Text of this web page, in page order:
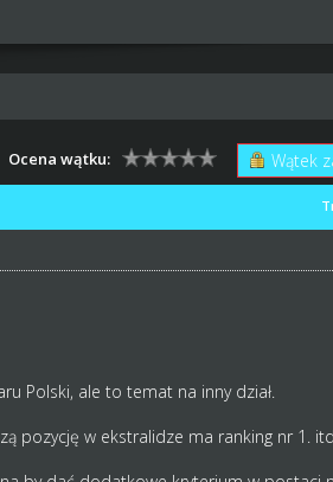
Wątek
Ocena wątku:
Polski, ale to temat na inny dział.
pozycję w ekstralidze ma ranking nr 1. itd.